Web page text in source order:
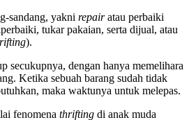
sandang, yakni repairatau perbaiki
tukar pakaian, serta dijual, atau
).
secukupnya, dengan hanya memelihara
Ketika sebuah barang sudah tidak
maka waktunya untuk melepas.
fenomena thrifting di anak muda